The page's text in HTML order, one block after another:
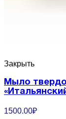
Закрыть
Мыло
1500.00₽